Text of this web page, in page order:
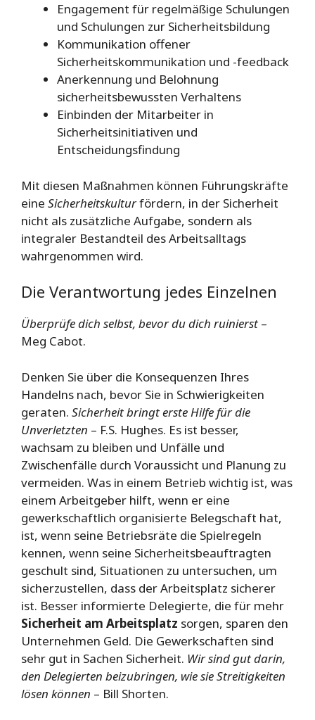
Engagement für regelmäßige Schulungen
und Schulungen zur Sicherheitsbildung
Kommunikation offener
Sicherheitskommunikation und -feedback
Anerkennung und Belohnung
sicherheitsbewussten Verhaltens
Einbinden der Mitarbeiter in
Sicherheitsinitiativen und
Entscheidungsfindung
Mit diesen Maßnahmen können Führungskräfte
eine Sicherheitskulturfördern, in der Sicherheit
nicht als zusätzliche Aufgabe, sondern als
integraler Bestandteil des Arbeitsalltags
wahrgenommen wird.
Die Verantwortung jedes Einzelnen
Überprüfe dich selbst, bevor du dich ruinierst –
Meg Cabot.
Denken Sie über die Konsequenzen Ihres
Handelns nach, bevor Sie in Schwierigkeiten
geraten. Sicherheit bringt erste Hilfe für die
Unverletzten – F.S. Hughes. Es ist besser,
wachsam zu bleiben und Unfälle und
Zwischenfälle durch Voraussicht und Planung zu
vermeiden. Was in einem Betrieb wichtig ist, was
einem Arbeitgeber hilft, wenn er eine
gewerkschaftlich organisierte Belegschaft hat,
ist, wenn seine Betriebsräte die Spielregeln
kennen, wenn seine Sicherheitsbeauftragten
geschult sind, Situationen zu untersuchen, um
sicherzustellen, dass der Arbeitsplatz sicherer
ist. Besser informierte Delegierte, die für mehr
Sicherheit am Arbeitsplatz sorgen, sparen den
Unternehmen Geld. Die Gewerkschaften sind
sehr gut in Sachen Sicherheit. Wir sind gut darin,
den Delegierten beizubringen, wie sie Streitigkeiten
lösen können – Bill Shorten.